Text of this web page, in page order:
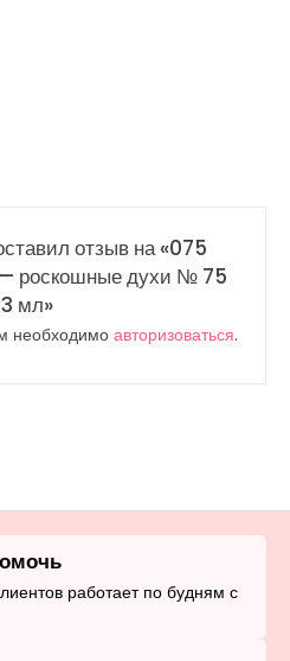
отзыв на «075
духи № 75
мл»
необходимо авторизоваться.
работает по будням с